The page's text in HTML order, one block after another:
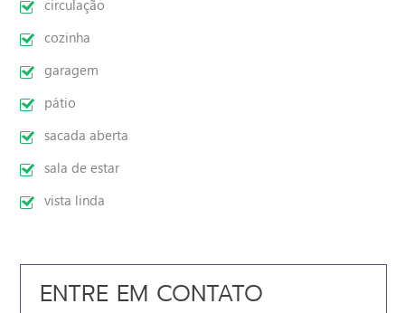
circulação
cozinha
garagem
pátio
sacada aberta
sala de estar
vista linda
ENTRE EM CONTATO